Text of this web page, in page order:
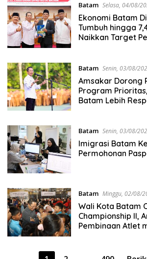
Batam Selasa, 04/08/
Ekonomi Batam
Tumbuh hingga
Naikkan Target
Batam Senin, 03/08/
Amsakar Dorong
Program
Batam Lebih
Batam Senin, 03/08/
Imigrasi Batam
Permohonan
Batam Minggu, 02/08/
Wali Kota Batam
Championship II,
Pembinaan Atlet